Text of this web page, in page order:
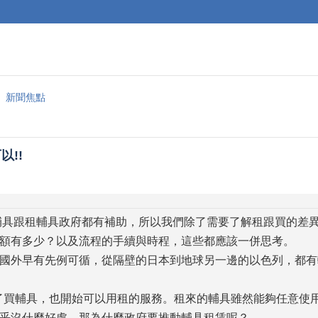
新聞焦點
!!
跟租輔具政府都有補助，所以我們除了需要了解租跟買的差
有多少？以及流程的手續與時程，這些都應該一併思考。
外早有先例可循，從隔壁的日本到地球另一邊的以色列，都
輔具，也開始可以用租的服務。租來的輔具雖然能夠任意